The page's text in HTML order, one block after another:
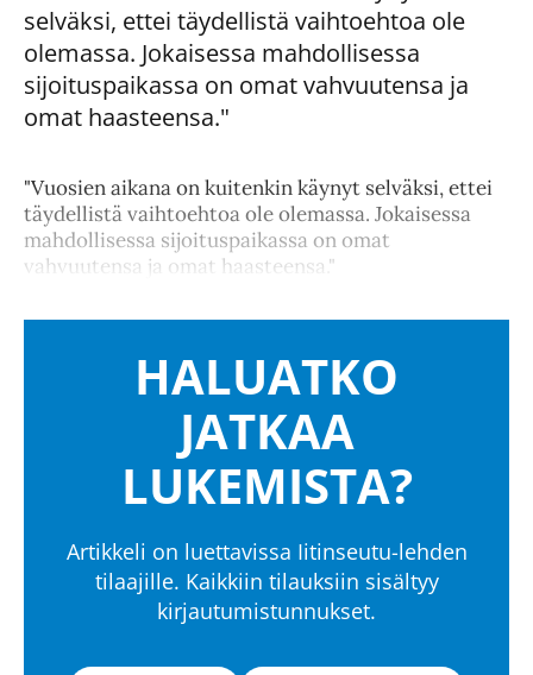
selväksi, ettei täydellistä vaihtoehtoa ole
olemassa. Jokaisessa mahdollisessa
sijoituspaikassa on omat vahvuutensa ja
omat haasteensa."
"Vuosien aikana on kuitenkin käynyt selväksi, ettei
täydellistä vaihtoehtoa ole olemassa. Jokaisessa
mahdollisessa sijoituspaikassa on omat
vahvuutensa ja omat haasteensa."
HALUATKO
JATKAA
LUKEMISTA?
Artikkeli on luettavissa Iitinseutu-lehden
tilaajille. Kaikkiin tilauksiin sisältyy
kirjautumistunnukset.